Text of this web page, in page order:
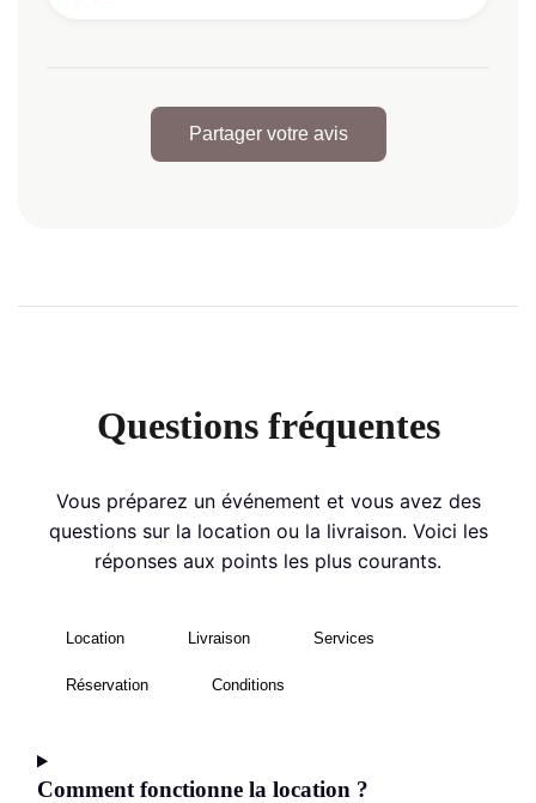
Partager votre avis
Questions fréquentes
Vous préparez un événement et vous avez des
questions sur la location ou la livraison. Voici les
réponses aux points les plus courants.
Location Livraison Services
Réservation Conditions
Comment fonctionne la location ?